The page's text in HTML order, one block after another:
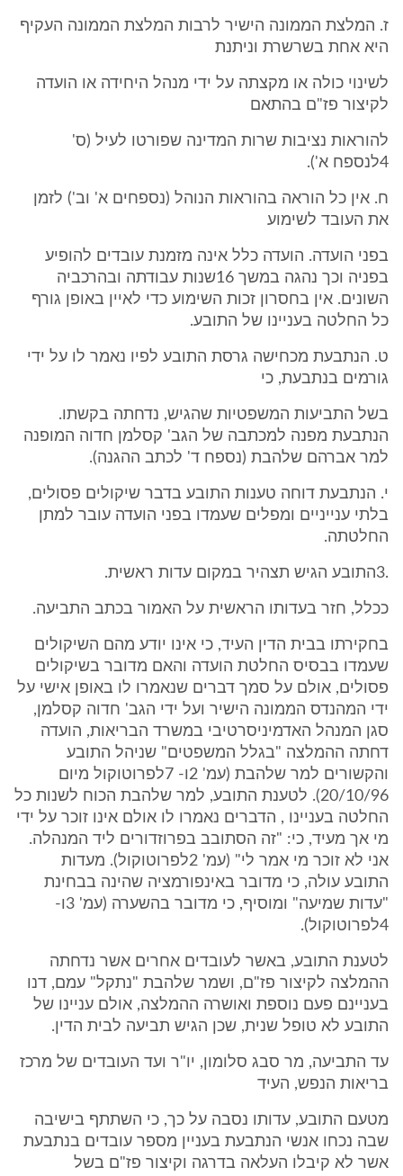
ז. המלצת הממונה הישיר לרבות המלצת הממונה העקיף
היא אחת בשרשרת וניתנת
לשינוי כולה או מקצתה על ידי מנהל היחידה או הועדה
לקיצור פז"ם בהתאם
להוראות נציבות שרות המדינה שפורטו לעיל (ס'
4לנספח א').
ח. אין כל הוראה בהוראות הנוהל (נספחים א' וב') לזמן
את העובד לשימוע
בפני הועדה. הועדה כלל אינה מזמנת עובדים להופיע
בפניה וכך נהגה במשך 16שנות עבודתה ובהרכביה
השונים. אין בחסרון זכות השימוע כדי לאיין באופן גורף
כל החלטה בעניינו של התובע.
ט. הנתבעת מכחישה גרסת התובע לפיו נאמר לו על ידי
גורמים בנתבעת, כי
בשל התביעות המשפטיות שהגיש, נדחתה בקשתו.
הנתבעת מפנה למכתבה של הגב' קסלמן חדוה המופנה
למר אברהם שלהבת (נספח ד' לכתב ההגנה).
י. הנתבעת דוחה טענות התובע בדבר שיקולים פסולים,
בלתי ענייניים ומפלים שעמדו בפני הועדה עובר למתן
החלטתה.
.3התובע הגיש תצהיר במקום עדות ראשית.
ככלל, חזר בעדותו הראשית על האמור בכתב התביעה.
בחקירתו בבית הדין העיד, כי אינו יודע מהם השיקולים
שעמדו בבסיס החלטת הועדה והאם מדובר בשיקולים
פסולים, אולם על סמך דברים שנאמרו לו באופן אישי על
ידי המהנדס הממונה הישיר ועל ידי הגב' חדוה קסלמן,
סגן המנהל האדמיניסרטיבי במשרד הבריאות, הועדה
דחתה ההמלצה "בגלל המשפטים" שניהל התובע
והקשורים למר שלהבת (עמ' 2ו- 7לפרוטוקול מיום
20/10/96). לטענת התובע, למר שלהבת הכוח לשנות כל
החלטה בעניינו , הדברים נאמרו לו אולם אינו זוכר על ידי
מי אך מעיד, כי: "זה הסתובב בפרוזדורים ליד המנהלה.
אני לא זוכר מי אמר לי" (עמ' 2לפרוטוקול). מעדות
התובע עולה, כי מדובר באינפורמציה שהינה בבחינת
"עדות שמיעה" ומוסיף, כי מדובר בהשערה (עמ' 3ו-
4לפרוטוקול).
לטענת התובע, באשר לעובדים אחרים אשר נדחתה
ההמלצה לקיצור פז"ם, ושמר שלהבת "נתקל" עמם, דנו
בעניינם פעם נוספת ואושרה ההמלצה, אולם עניינו של
התובע לא טופל שנית, שכן הגיש תביעה לבית הדין.
עד התביעה, מר סבג סלומון, יו"ר ועד העובדים של מרכז
בריאות הנפש, העיד
מטעם התובע, עדותו נסבה על כך, כי השתתף בישיבה
שבה נכחו אנשי הנתבעת בעניין מספר עובדים בנתבעת
אשר לא קיבלו העלאה בדרגה וקיצור פז"ם בשל